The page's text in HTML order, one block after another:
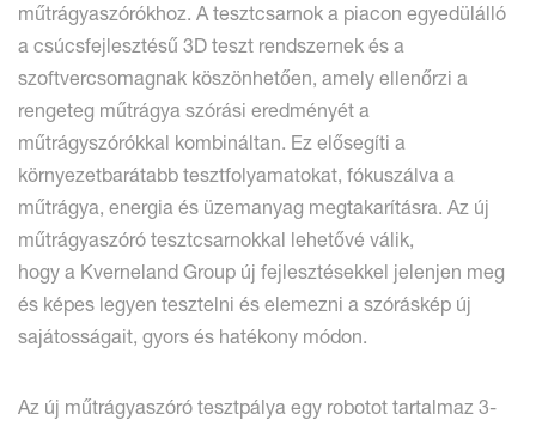
műtrágyaszórókhoz. A tesztcsarnok a piacon egyedülálló
a csúcsfejlesztésű 3D teszt rendszernek és a
szoftvercsomagnak köszönhetően, amely ellenőrzi a
rengeteg műtrágya szórási eredményét a
műtrágyszórókkal kombináltan. Ez elősegíti a
környezetbarátabb tesztfolyamatokat, fókuszálva a
műtrágya, energia és üzemanyag megtakarításra. Az új
műtrágyaszóró tesztcsarnokkal lehetővé válik,
hogy a Kverneland Group új fejlesztésekkel jelenjen meg
és képes legyen tesztelni és elemezni a szóráskép új
sajátosságait, gyors és hatékony módon.
Az új műtrágyaszóró tesztpálya egy robotot tartalmaz 3-